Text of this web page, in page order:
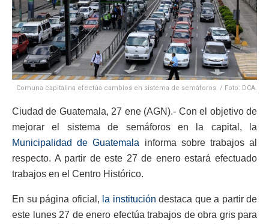
Comuna capitalina efectúa cambios en sistema de semáforos. / Foto: DCA.
Ciudad de Guatemala, 27 ene (AGN).- Con el objetivo de
mejorar el sistema de semáforos en la capital, la
Municipalidad de Guatemala informa sobre trabajos al
respecto. A partir de este 27 de enero estará efectuado
trabajos en el Centro Histórico.
En su página oficial, la institución destaca que a partir de
este lunes 27 de enero efectúa trabajos de obra gris para